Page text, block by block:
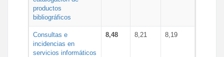
productos
bibliográficos
Consultas e
incidencias en
servicios informáticos
8,48 8,21 8,19